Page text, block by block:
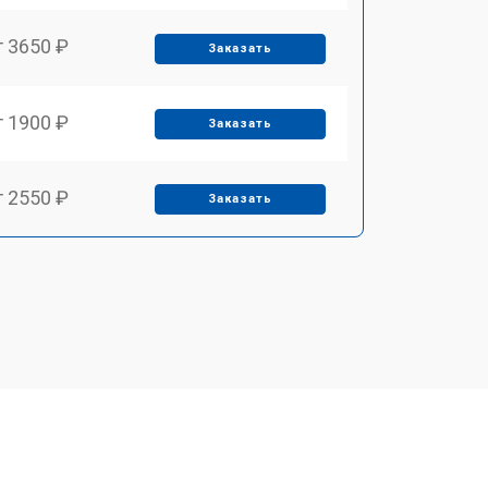
3650 ₽ Заказать
1900 ₽ Заказать
2550 ₽ Заказать